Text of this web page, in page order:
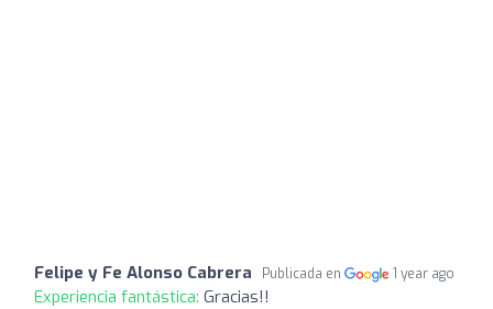
Felipe y Fe Alonso Cabrera Publicada en 1 year ago
Experiencia fantástica: Gracias!!